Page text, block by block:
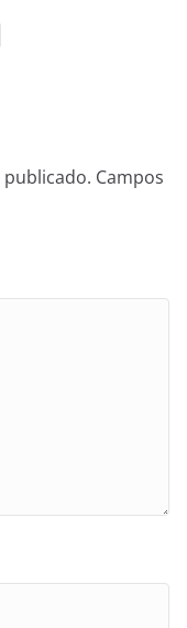
publicado. Campos